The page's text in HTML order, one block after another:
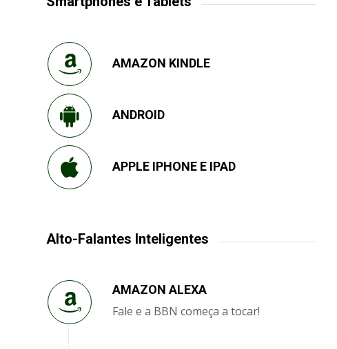
AMAZON KINDLE
ANDROID
APPLE IPHONE E IPAD
Alto-Falantes Inteligentes
AMAZON ALEXA
Fale e a BBN começa a tocar!